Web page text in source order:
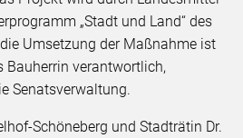
„Stadt und Land“ des
Umsetzung der Maßnahme ist
Bauherrin verantwortlich,
Senatsverwaltung.
Schöneberg und Stadträtin Dr.